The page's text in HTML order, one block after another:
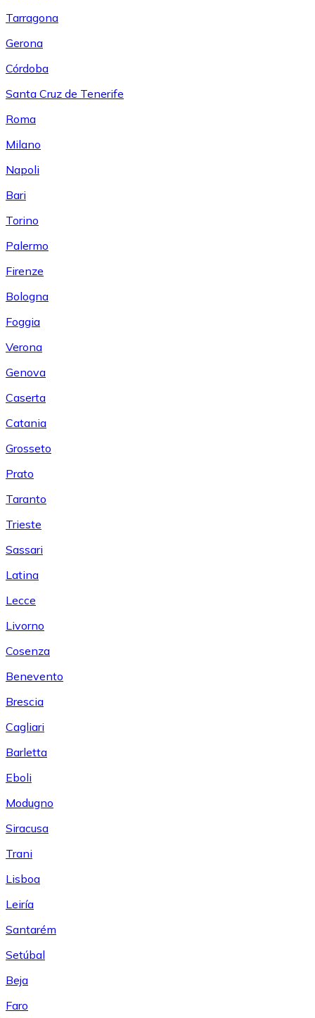
Tarragona
Gerona
Córdoba
Santa Cruz de Tenerife
Roma
Milano
Napoli
Bari
Torino
Palermo
Firenze
Bologna
Foggia
Verona
Genova
Caserta
Catania
Grosseto
Prato
Taranto
Trieste
Sassari
Latina
Lecce
Livorno
Cosenza
Benevento
Brescia
Cagliari
Barletta
Eboli
Modugno
Siracusa
Trani
Lisboa
Leiría
Santarém
Setúbal
Beja
Faro